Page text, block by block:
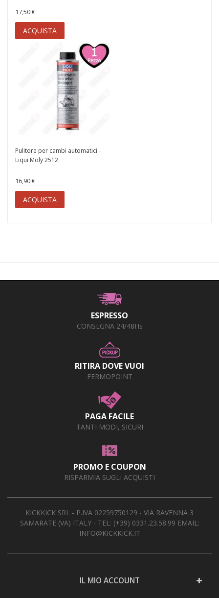
17,50 €
ACQUISTA
Pulitore per cambi automatici -
Liqui Moly 2512
16,90 €
ACQUISTA
ESPRESSO
CONSEGNA 24/48Hs
RITIRA DOVE VUOI
FERMOPOINT
PAGA FACILE
TANTI MODI, SICURI
PROMO E COUPON
RISPARMIA SUGLI ACQUISTI
KICKKICK SRL - P.IVA 02259750129 - VIA RAVENNA 3
SAMARATE (VA) ITALY - TEL: (+39) 0331.23.58.99 EMAIL:
INFO@KICKKICK.IT
IL MIO ACCOUNT